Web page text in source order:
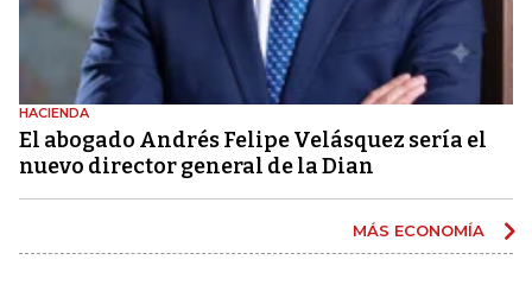
HACIENDA
El abogado Andrés Felipe Velásquez sería el
nuevo director general de la Dian
MÁS ECONOMÍA